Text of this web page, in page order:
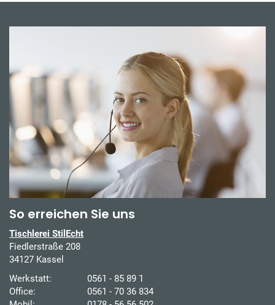
So erreichen Sie uns
Tischlerei StilEcht
Fiedlerstraße 208
34127 Kassel
Werkstatt:
0561 - 85 89 1
Office:
0561 - 70 36 834